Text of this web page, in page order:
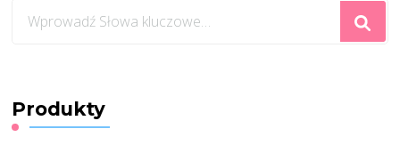
czegoś?
Produkty